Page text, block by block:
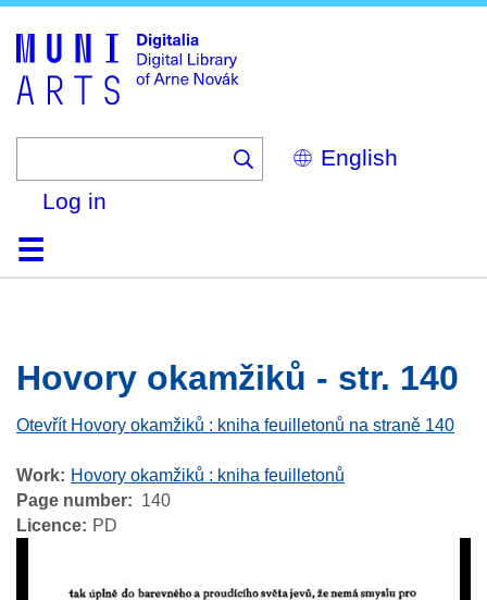
Select
your
Log in
HomeBrowse
Search
About
HelpContactDigitalia
Hovory okamžiků - str. 140
Otevřít Hovory okamžiků : kniha feuilletonů na straně 140
Work
Hovory okamžiků : kniha feuilletonů
Page number
140
Licence
PD